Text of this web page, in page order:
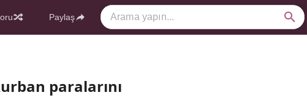
Paylaş
paralarını